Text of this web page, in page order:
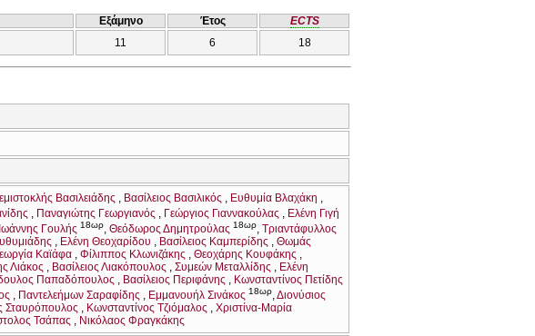
Εξάμηνο Έτος
ECTS
11 6 18
Βασιλειάδης Βασίλειος Βασιλικός
Ευθυμία Βλαχάκη
Παναγιώτης Γεωργιανός Γεώργιος Γιαννακούλας
Ελένη Γιγή
Ιωάννης Γουλής 18ωρ Θεόδωρος Δημητρούλας 18ωρ Τριαντάφυλλος
Ελένη Θεοχαρίδου Βασίλειος Καμπερίδης
Θωμάς
Καϊάφα Φίλιππος Κλωνιζάκης
Θεοχάρης Κουφάκης
Λιάκος Βασίλειος Λιακόπουλος Συμεών Μεταλλίδης
Ελένη
Παπαδόπουλος Βασίλειος Περιφάνης
Κωνσταντίνος Πετίδης
Παντελεήμων Σαραφίδης Εμμανουήλ Σινάκος 18ωρ Διονύσιος
Σταυρόπουλος Κωνσταντίνος Τζιόμαλος
Χριστίνα-Μαρία
Τσάπας Νικόλαος Φραγκάκης